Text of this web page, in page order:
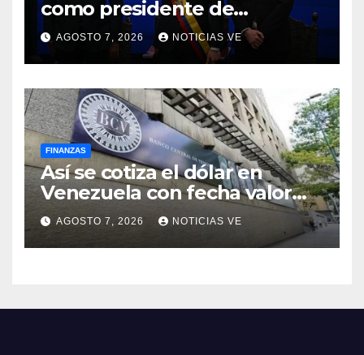
como presidente de
Colombia para el periodo
2026-2030
AGOSTO 7, 2026 NOTICIAS VE
FINANZAS
Así se cotiza el dólar en
Venezuela con fecha valor
lunes 10 de agosto de 2026
AGOSTO 7, 2026 NOTICIAS VE